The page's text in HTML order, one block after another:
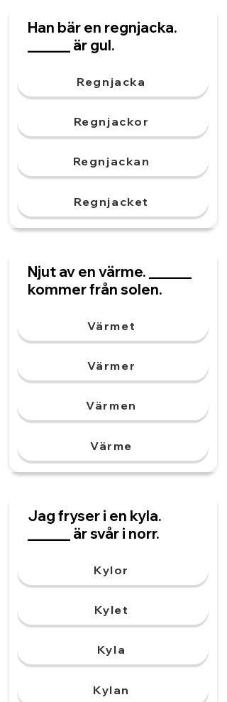
Han bär en regnjacka.
______ är gul.
Regnjacka
Regnjackor
Regnjackan
Regnjacket
Njut av en värme. ______
kommer från solen.
Värmet
Värmer
Värmen
Värme
Jag fryser i en kyla.
______ är svår i norr.
Kylor
Kylet
Kyla
Kylan